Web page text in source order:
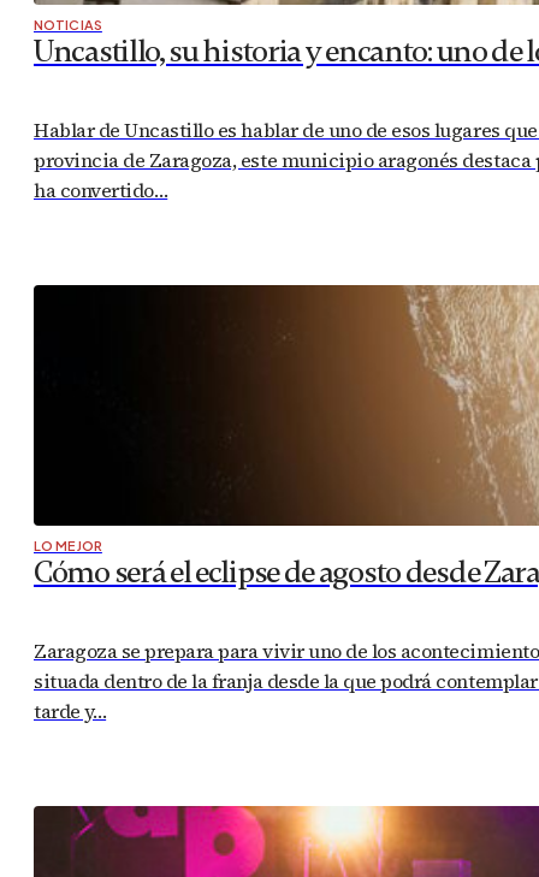
NOTICIAS
Uncastillo, su historia y encanto: uno de
Hablar de Uncastillo es hablar de uno de esos lugares
provincia de Zaragoza, este municipio aragonés
ha convertido…
LO MEJOR
Cómo será el eclipse de agosto desde
Zaragoza se prepara para vivir uno de los
situada dentro de la franja desde la que podrá
tarde y…